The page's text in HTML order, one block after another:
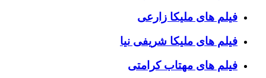
فیلم های ملیکا زارعی
فیلم های ملیکا شریفی نیا
فیلم های مهتاب کرامتی